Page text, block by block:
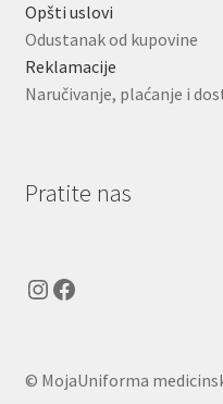
Opšti uslovi
Odustanak od kupovine
Reklamacije
Naručivanje, plaćanje i
Pratite nas
Instagram
Facebook
© MojaUniforma